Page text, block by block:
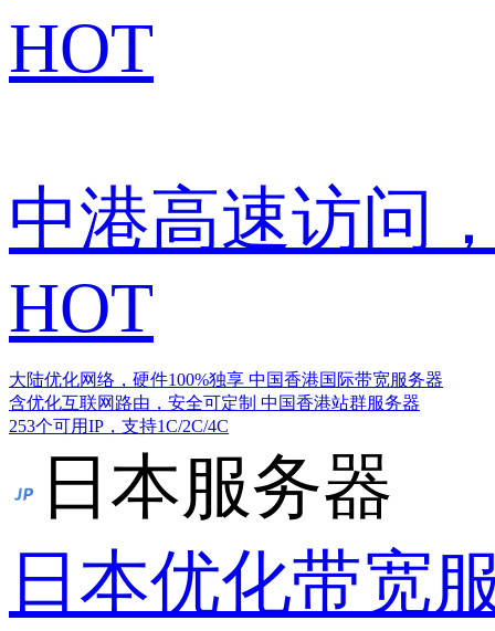
HOT
中港高速访问
HOT
大陆优化网络，硬件100%独享 中国香港国际带宽服务器
含优化互联网路由，安全可定制 中国香港站群服务器
253个可用IP，支持1C/2C/4C
日本服务器
日本优化带宽